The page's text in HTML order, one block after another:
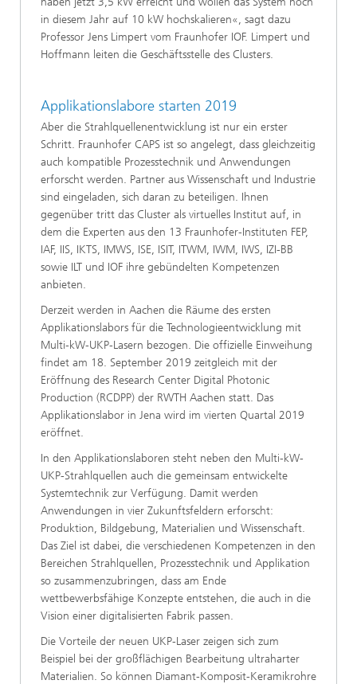
in diesem Jahr auf 10 kW hochskalieren«, sagt dazu
Professor Jens Limpert vom Fraunhofer IOF. Limpert und
Hoffmann leiten die Geschäftsstelle des Clusters.
Applikationslabore starten 2019
Aber die Strahlquellenentwicklung ist nur ein erster
Schritt. Fraunhofer CAPS ist so angelegt, dass gleichzeitig
auch kompatible Prozesstechnik und Anwendungen
erforscht werden. Partner aus Wissenschaft und Industrie
sind eingeladen, sich daran zu beteiligen. Ihnen
gegenüber tritt das Cluster als virtuelles Institut auf, in
dem die Experten aus den 13 Fraunhofer-Instituten FEP,
IAF, IIS, IKTS, IMWS, ISE, ISIT, ITWM, IWM, IWS, IZI-BB
sowie ILT und IOF ihre gebündelten Kompetenzen
anbieten.
Derzeit werden in Aachen die Räume des ersten
Applikationslabors für die Technologieentwicklung mit
Multi-kW-UKP-Lasern bezogen. Die offizielle Einweihung
findet am 18. September 2019 zeitgleich mit der
Eröffnung des Research Center Digital Photonic
Production (RCDPP) der RWTH Aachen statt. Das
Applikationslabor in Jena wird im vierten Quartal 2019
eröffnet.
In den Applikationslaboren steht neben den Multi-kW-
UKP-Strahlquellen auch die gemeinsam entwickelte
Systemtechnik zur Verfügung. Damit werden
Anwendungen in vier Zukunftsfeldern erforscht:
Produktion, Bildgebung, Materialien und Wissenschaft.
Das Ziel ist dabei, die verschiedenen Kompetenzen in den
Bereichen Strahlquellen, Prozesstechnik und Applikation
so zusammenzubringen, dass am Ende
wettbewerbsfähige Konzepte entstehen, die auch in die
Vision einer digitalisierten Fabrik passen.
Die Vorteile der neuen UKP-Laser zeigen sich zum
Beispiel bei der großflächigen Bearbeitung ultraharter
Materialien. So können Diamant-Komposit-Keramikrohre